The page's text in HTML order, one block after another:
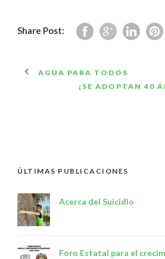
Share Post:
AGUA PARA TODOS
¡SE ADOPTAN 40
ÚLTIMAS PUBLICACIONES
Acerca del Suicidio
Foro Estatal para el